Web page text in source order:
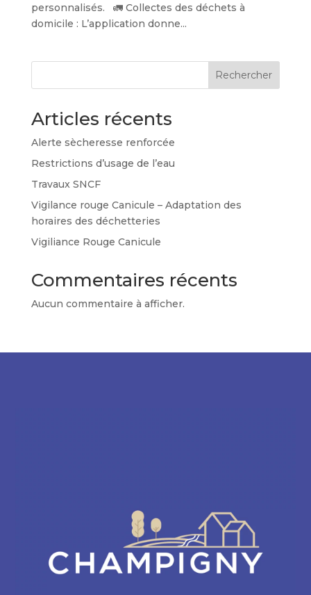
personnalisés. 🚛 Collectes des déchets à
domicile : L’application donne...
Rechercher
Articles récents
Alerte sècheresse renforcée
Restrictions d’usage de l’eau
Travaux SNCF
Vigilance rouge Canicule – Adaptation des
horaires des déchetteries
Vigiliance Rouge Canicule
Commentaires récents
Aucun commentaire à afficher.